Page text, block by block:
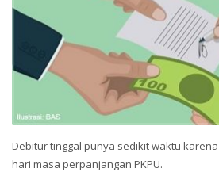
Debitur tinggal punya sedikit waktu
hari masa perpanjangan PKPU.